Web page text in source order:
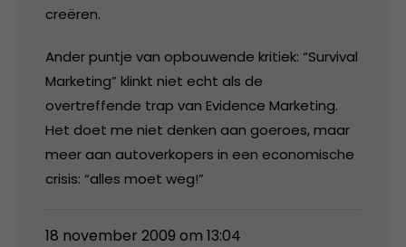
creëren.
Ander puntje van opbouwende kritiek: “Survival
Marketing” klinkt niet echt als de
overtreffende trap van Evidence Marketing.
Het doet me niet denken aan goeroes, maar
meer aan autoverkopers in een economische
crisis: “alles moet weg!”
18 november 2009 om 13:04